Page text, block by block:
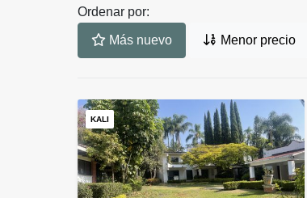
Ordenar por:
Más nuevo Menor precio
KALI